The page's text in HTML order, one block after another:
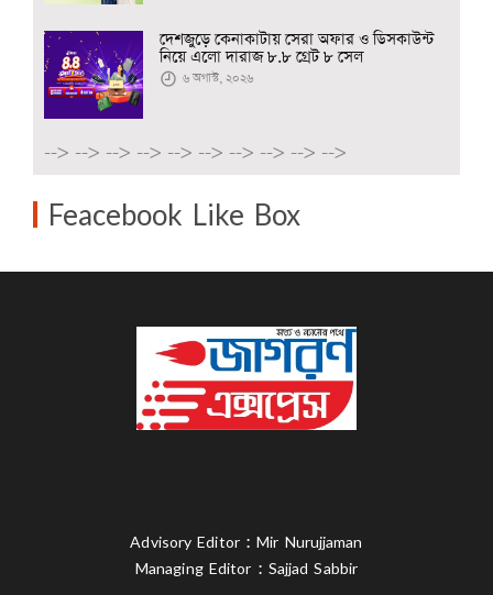
দেশজুড়ে কেনাকাটায় সেরা অফার ও ডিসকাউন্ট
নিয়ে এলো দারাজ ৮.৮ গ্রেট ৮ সেল
৬ অগাস্ট, ২০২৬
--> --> --> --> --> --> --> --> --> -->
Feacebook Like Box
Advisory Editor : Mir Nurujjaman
Managing Editor : Sajjad Sabbir